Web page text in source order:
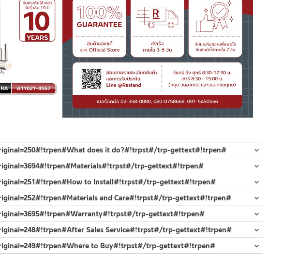
does it do?#!trpst#/trp-gettext#!trpen#
ด 304 สีด้าน ออกแบบให้งวงก๊อกเป็นทรงโค้ง คอก๊อกน้ำสามารถปรับหมุนได้อิสระ
Lock รับประกันวาล์วน้ำไม่รั่วซึม 10 ปี
ง ต้านการกัดกร่อนสูง และไม่ขึ้นสนิม ไม่เป็นรอยคราบน้ำ ออกแบบงวงก๊อกให้เป็นทรงโค้งสูง
ทำให้การล้างจานนั้นง่ายขึ้นสะดวกต่อการใช้งานในห้องครัว เพื่อการล้างสิ่งของหรือภาชนะ
ายด้วยตัวล็อกฐานก๊อก Easy Lock ที่แข็งแรงทนทาน ติดตั้งง่ายใช้เพียงมือหมุนล็อค
ารับประกัน 10 ปี เต็ม
trp-gettext#!trpen#
านการกัดกร่อนสูง และไม่ขึ้นสนิม
to Install#!trpst#/trp-gettext#!trpen#
ำ วาล์วเปิดปิดน้ำ ฝักบัว และ ชุดสายฉีดชำระ
ออกจากท่อน้ำก่อนติดตั้งสินค้า โดยปล่อยน้ำให้ไหลออกจากท่อนาน 1 นาที
มิเช่นนั้นสิ่งสกปรกจะเข้าไปภายในสินค้าและสร้างความเสียหายได้
เงื่อนไขการรับประกัน
and Care#!trpst#/trp-gettext#!trpen#
ารใช้งานปกติ เช่นไม่ทำตก ไม่งัดหรือโยกสินค้าแรงๆ
มาดๆแล้วเช็ดให้แห้ง
ะอาด เนื่องจากผิวของสินค้าจะเสียหายได้
วามสะอาด ขัดหรือถู บนตัวสินค้า ซึ่งจะสร้างความเสียหายให้เกิดขึ้นกับผิวของสินค้าได้
trp-gettext#!trpen#
Sales Service#!trpst#/trp-gettext#!trpen#
to Buy#!trpst#/trp-gettext#!trpen#